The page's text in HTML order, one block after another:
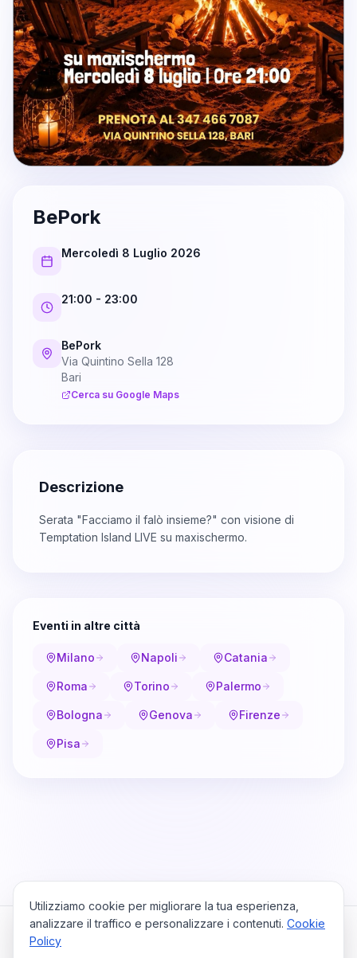
BePork
Mercoledì 8 Luglio 2026
21:00 - 23:00
BePork
Via Quintino Sella 128
Bari
Cerca su Google Maps
Descrizione
Serata "Facciamo il falò insieme?" con visione di
Temptation Island LIVE su maxischermo.
Eventi in altre città
Milano Napoli Catania
Roma Torino Palermo
Bologna Genova Firenze
Pisa
Utilizziamo cookie per migliorare la tua esperienza,
analizzare il traffico e personalizzare i contenuti. Cookie
Policy